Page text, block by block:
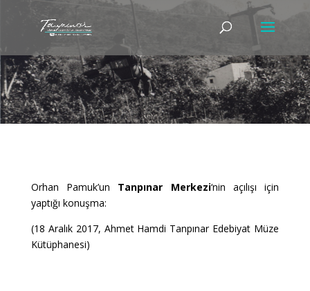
Orhan Pamuk’un Tanpınar Merkezi‘nin açılışı için
yaptığı konuşma:
(18 Aralık 2017, Ahmet Hamdi Tanpınar Edebiyat Müze
Kütüphanesi)